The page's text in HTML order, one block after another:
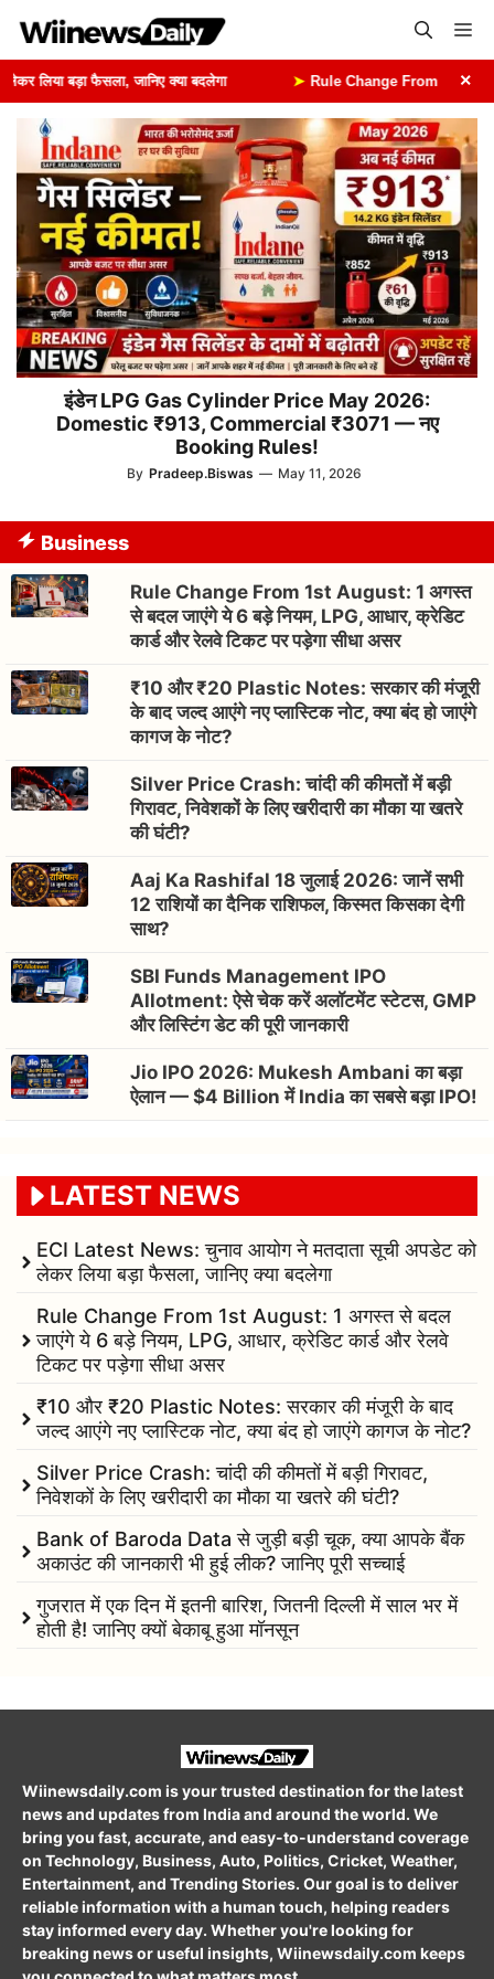
content
लिया बड़ा फैसला, जानिए क्या बदलेगा Rule Change From 1st ×
इंडेन LPG Gas Cylinder Price May 2026:
Domestic ₹913, Commercial ₹3071 — नए
Booking Rules!
By Pradeep.Biswas — May 11, 2026
Business
Rule Change From 1st August: 1 अगस्त
से बदल जाएंगे ये 6 बड़े नियम, LPG, आधार, क्रेडिट
कार्ड और रेलवे टिकट पर पड़ेगा सीधा असर
₹10 और ₹20 Plastic Notes: सरकार की मंजूरी
के बाद जल्द आएंगे नए प्लास्टिक नोट, क्या बंद हो जाएंगे
कागज के नोट?
Silver Price Crash: चांदी की कीमतों में बड़ी
गिरावट, निवेशकों के लिए खरीदारी का मौका या खतरे
की घंटी?
Aaj Ka Rashifal 18 जुलाई 2026: जानें सभी
12 राशियों का दैनिक राशिफल, किस्मत किसका देगी
साथ?
SBI Funds Management IPO
Allotment: ऐसे चेक करें अलॉटमेंट स्टेटस, GMP
और लिस्टिंग डेट की पूरी जानकारी
Jio IPO 2026: Mukesh Ambani का बड़ा
ऐलान — $4 Billion में India का सबसे बड़ा IPO!
LATEST NEWS
ECI Latest News: चुनाव आयोग ने मतदाता सूची अपडेट को
लेकर लिया बड़ा फैसला, जानिए क्या बदलेगा
Rule Change From 1st August: 1 अगस्त से बदल
जाएंगे ये 6 बड़े नियम, LPG, आधार, क्रेडिट कार्ड और रेलवे
टिकट पर पड़ेगा सीधा असर
₹10 और ₹20 Plastic Notes: सरकार की मंजूरी के बाद
जल्द आएंगे नए प्लास्टिक नोट, क्या बंद हो जाएंगे कागज के नोट?
Silver Price Crash: चांदी की कीमतों में बड़ी गिरावट,
निवेशकों के लिए खरीदारी का मौका या खतरे की घंटी?
Bank of Baroda Data से जुड़ी बड़ी चूक, क्या आपके बैंक
अकाउंट की जानकारी भी हुई लीक? जानिए पूरी सच्चाई
गुजरात में एक दिन में इतनी बारिश, जितनी दिल्ली में साल भर में
होती है! जानिए क्यों बेकाबू हुआ मॉनसून
Wiinewsdaily.com is your trusted destination for the latest
news and updates from India and around the world. We
bring you fast, accurate, and easy-to-understand coverage
on Technology, Business, Auto, Politics, Cricket, Weather,
Entertainment, and Trending Stories. Our goal is to deliver
reliable information with a human touch, helping readers
stay informed every day. Whether you're looking for
breaking news or useful insights, Wiinewsdaily.com keeps